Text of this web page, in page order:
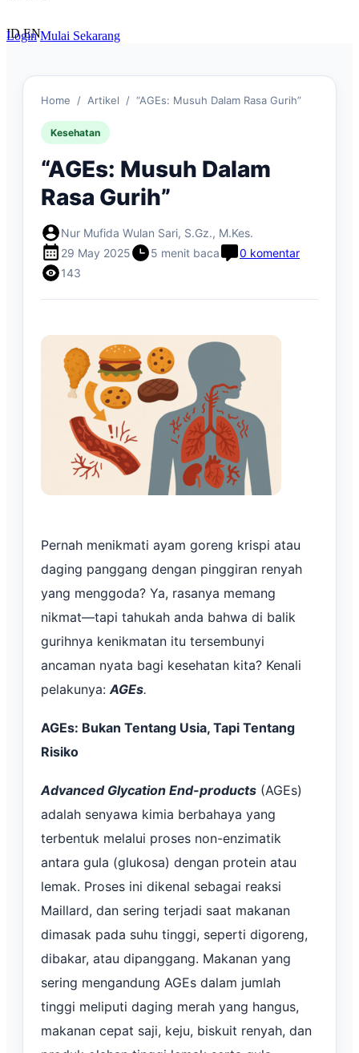
ID EN
Login Mulai Sekarang
Home / Artikel / “AGEs: Musuh Dalam Rasa Gurih”
Kesehatan
“AGEs: Musuh Dalam
Rasa Gurih”
Nur Mufida Wulan Sari, S.Gz., M.Kes.
29 May 2025
5 menit baca
0 komentar
143
Pernah menikmati ayam goreng krispi atau
daging panggang dengan pinggiran renyah
yang menggoda? Ya, rasanya memang
nikmat—tapi tahukah anda bahwa di balik
gurihnya kenikmatan itu tersembunyi
ancaman nyata bagi kesehatan kita? Kenali
pelakunya:AGEs.
AGEs: Bukan Tentang Usia, Tapi Tentang
Risiko
Advanced Glycation End-products (AGEs)
adalah senyawa kimia berbahaya yang
terbentuk melalui proses non-enzimatik
antara gula (glukosa) dengan protein atau
lemak. Proses ini dikenal sebagai reaksi
Maillard, dan sering terjadi saat makanan
dimasak pada suhu tinggi, seperti digoreng,
dibakar, atau dipanggang. Makanan yang
sering mengandung AGEs dalam jumlah
tinggi meliputi daging merah yang hangus,
makanan cepat saji, keju, biskuit renyah, dan